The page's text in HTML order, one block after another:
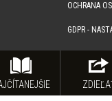
OCHRANA
GDPR -
a na verejný prenos obsahu. Na tejto
odkazy, alebo reklamné produkty.